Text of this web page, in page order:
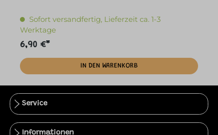
Sofort versandfertig, Lieferzeit ca. 1-3
Werktage
6,90 €*
IN DEN WARENKORB
Service
Informationen